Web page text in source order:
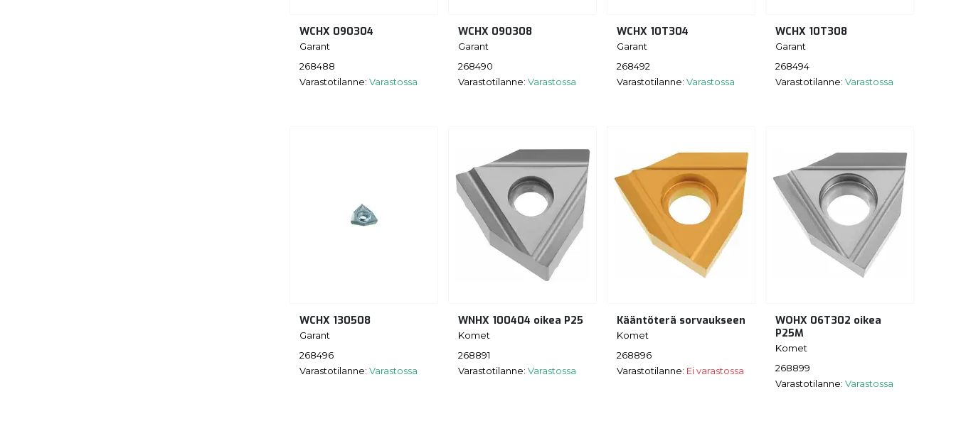
WCHX 090304
Garant
268488
Varastotilanne: Varastossa
WCHX 090308
Garant
268490
Varastotilanne: Varastossa
WCHX 10T304
Garant
268492
Varastotilanne: Varastossa
WCHX 10T308
Garant
268494
Varastotilanne: Varastossa
WCHX 130508
Garant
268496
Varastotilanne: Varastossa
WNHX 100404 oikea P25
Komet
268891
Varastotilanne: Varastossa
Kääntöterä sorvaukseen
Komet
268896
Varastotilanne: Ei varastossa
WOHX 06T302 oikea
P25M
Komet
268899
Varastotilanne: Varastossa